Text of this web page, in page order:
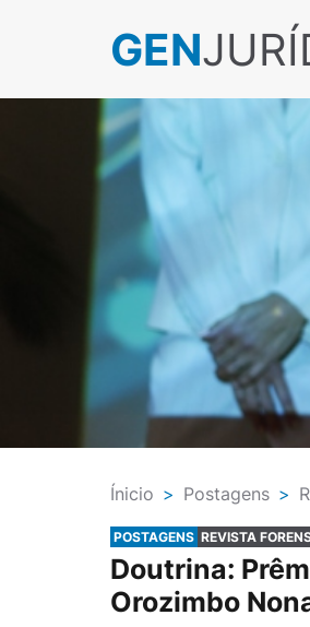
GEN
Ínicio > Postagens >
POSTAGENS REVISTA
Doutrina:
Orozimbo